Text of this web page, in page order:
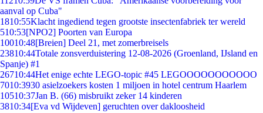
aanval op Cuba"
1810:55Klacht ingediend tegen grootste insectenfabriek ter wereld
510:53[NPO2] Poorten van Europa
10010:48[Breien] Deel 21, met zomerbreisels
23810:44Totale zonsverduistering 12-08-2026 (Groenland, IJsland en
Spanje) #1
26710:44Het enige echte LEGO-topic #45 LEGOOOOOOOOOOO
7010:3930 asielzoekers kosten 1 miljoen in hotel centrum Haarlem
10510:37Jan B. (66) misbruikt zeker 14 kinderen
3810:34[Eva vd Wijdeven] geruchten over dakloosheid